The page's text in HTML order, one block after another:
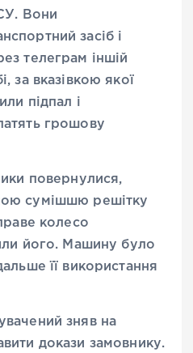
Вони
засіб і
телеграм іншій
за вказівкою якої
підпал і
грошову
повернулися,
сумішшю решітку
колесо
його. Машину було
її використання
зняв на
докази замовнику.